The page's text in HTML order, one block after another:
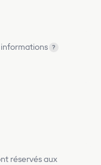
?
réservés aux